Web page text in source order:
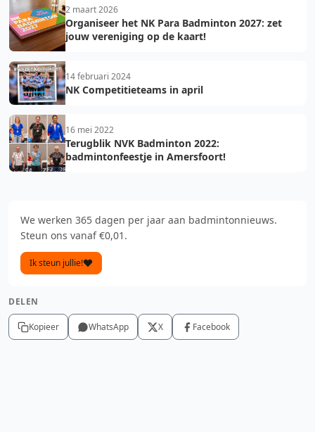
2 maart 2026
Organiseer het NK Para Badminton 2027: zet
jouw vereniging op de kaart!
14 februari 2024
NK Competitieteams in april
16 mei 2022
Terugblik NVK Badminton 2022:
badmintonfeestje in Amersfoort!
We werken 365 dagen per jaar aan badmintonnieuws.
Steun ons vanaf €0,01.
Ik steun jullie!
DELEN
Kopieer WhatsApp X Facebook